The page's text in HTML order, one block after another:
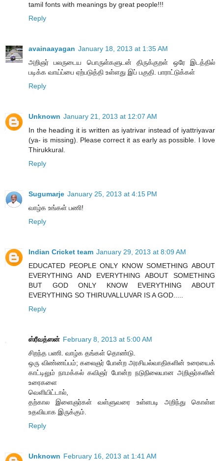
tamil fonts with meanings by great people!!!
Reply
avainaayagan January 18, 2013 at 1:35 AM
அறிஞர் பலருடைய பொருள்களுடன் திருக்குறள் ஒரே இடத்தில்
படிக்க வாய்ப்பை ஏற்படுத்தி உள்ளது இப் பகுதி. பாராட்டுக்கள்
Reply
Unknown January 21, 2013 at 12:07 AM
In the heading it is written as iyatrivar instead of iyattriyavar
(ya- is missing). Please correct it as early as possible. I love
Thirukkural.
Reply
Sugumarje January 25, 2013 at 4:15 PM
வாழ்க உங்கள் பணி!
Reply
Indian Cricket team January 29, 2013 at 8:09 AM
EDUCATED PEOPLE ONLY KNOW SOMETHING ABOUT
EVERYTHING AND EVERYTHING ABOUT SOMETHING
BUT GOD ONLY KNOW EVERYTHING ABOUT
EVERYTHING SO THIRUVALLUVAR IS A GOD.....
Reply
ஸ்ரீவத்ஸன் February 8, 2013 at 5:00 AM
சிறந்த பணி. வாழ்க தங்கள் தொண்டு.
ஒரு விண்ணப்பம்; கலைஞர் போன்ற அரசியல்வாதிகளின் உரையைக்
காட்டிலும் நாமக்கல் கவிஞர் போன்ற நடுநிலையான அறிஞர்களின்
உரைகளை
வெளியிட்டால்,
தற்கால இளைஞர்கள் வள்ளுவரை உள்ளபடி அறிந்து கொள்ள
உதவியாக இருக்கும்.
Reply
Unknown February 16, 2013 at 1:41 AM